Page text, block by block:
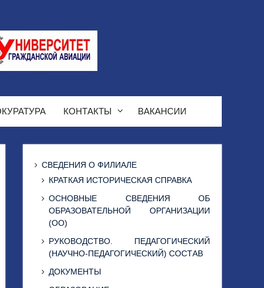
КОНТАКТЫ ВАКАНСИИ
СВЕДЕНИЯ О ФИЛИАЛЕ
КРАТКАЯ ИСТОРИЧЕСКАЯ СПРАВКА
ОСНОВНЫЕ СВЕДЕНИЯ ОБ
ОБРАЗОВАТЕЛЬНОЙ ОРГАНИЗАЦИИ
(ОО)
РУКОВОДСТВО. ПЕДАГОГИЧЕСКИЙ
(НАУЧНО-ПЕДАГОГИЧЕСКИЙ) СОСТАВ
ДОКУМЕНТЫ